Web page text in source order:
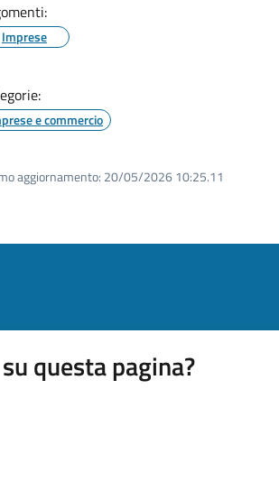
Imprese
e commercio
aggiornamento: 20/05/2026 10:25.11
questa pagina?